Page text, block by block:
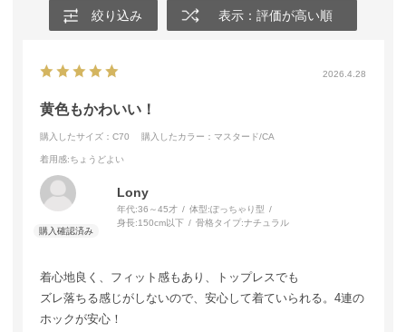
絞り込み 表示：評価が高い順
2026.4.28
黄色もかわいい！
購入したサイズ：C70 購入したカラー：マスタード/CA
着用感:ちょうどよい
Lony
年代:36～45才 体型:ぽっちゃり型
身長:150cm以下 骨格タイプ:ナチュラル
着心地良く、フィット感もあり、トップレスでも
ズレ落ちる感じがしないので、安心して着ていられる。4連の
ホックが安心！